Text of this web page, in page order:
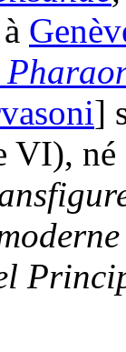
à
]
VI),